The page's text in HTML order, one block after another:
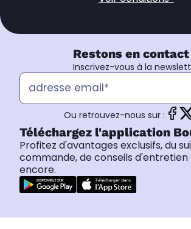
Restons en contact
Inscrivez-vous à la
Ou retrouvez-nous sur :
Téléchargez l'application
Profitez d'avantages exclusifs, du
commande, de conseils d'entretien
encore.